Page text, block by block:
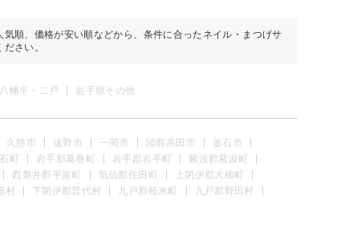
気順、価格が安い順などから、条件に合ったネイル・まつげサ
さい。
八幡平・二戸 岩手県その他
久慈市 遠野市 一関市 陸前高田市
釜石市
町 岩手郡葛巻町 岩手郡岩手町
紫波郡紫波町
西磐井郡平泉町 気仙郡住田町
上閉伊郡大槌町
村 下閉伊郡普代村 九戸郡軽米町
九戸郡野田村